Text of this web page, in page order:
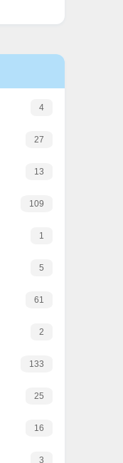
4
27
13
109
1
5
61
2
133
25
16
3